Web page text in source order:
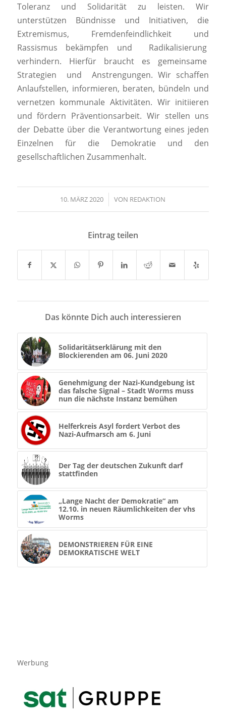
Toleranz und Solidarität zu leisten. Wir
unterstützen Bündnisse und Initiativen, die
Extremismus, Fremdenfeindlichkeit und
Rassismus bekämpfen und Radikalisierung
verhindern. Hierfür braucht es gemeinsame
Strategien und Anstrengungen. Wir schaffen
Anlaufstellen, informieren, beraten, bündeln und
vernetzen kommunale Aktivitäten. Wir initiieren
und fördern Präventionsarbeit. Wir stellen uns
der Debatte über die Verantwortung eines jeden
Einzelnen für die Demokratie und den
gesellschaftlichen Zusammenhalt.
10. MÄRZ 2020
/ VON REDAKTION
Eintrag teilen
Das könnte Dich auch interessieren
Solidaritätserklärung mit den
Blockierenden am 06. Juni 2020
Genehmigung der Nazi-Kundgebung ist
das falsche Signal – Stadt Worms muss
nun die nächste Instanz bemühen
Helferkreis Asyl fordert Verbot des
Nazi-Aufmarsch am 6. Juni
Der Tag der deutschen Zukunft darf
stattfinden
„Lange Nacht der Demokratie“ am
12.10. in neuen Räumlichkeiten der vhs
Worms
DEMONSTRIEREN FÜR EINE
DEMOKRATISCHE WELT
Werbung